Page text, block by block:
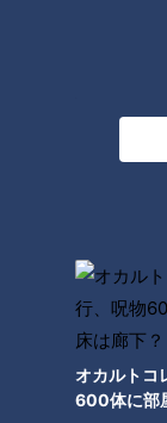
オカルトコ
600体に部
最後に食べ
に早く腐っちゃ
つボイ「一番油断
小高「なるべく